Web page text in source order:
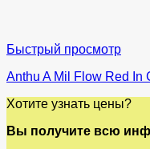
Быстрый просмотр
Anthu A Mil Flow Red In
Хотите узнать цены?
Вы получите всю